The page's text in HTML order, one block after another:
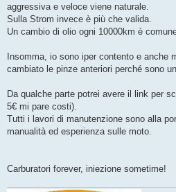
aggressiva e veloce viene naturale.
Sulla Strom invece è più che valida.
Un cambio di olio ogni 10000km è
Insomma, io sono iper contento e anche
cambiato le pinze anteriori perché sono
Da qualche parte potrei avere il link per
5€ mi pare costi).
Tutti i lavori di manutenzione sono alla
manualità ed esperienza sulle moto.
Carburatori forever, iniezione sometime!